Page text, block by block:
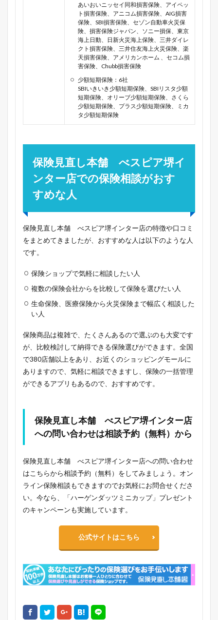
あいおいニッセイ同和損害保険、アイペッ
ト損害保険、アニコム損害保険、AIG損害
保険、SBI損害保険、セゾン自動車火災保
険、損害保険ジャパン、ソニー損保、東京
海上日動、日新火災海上保険、三井ダイレ
クト損害保険、三井住友海上火災保険、楽
天損害保険、アメリカンホーム 、セコム損
害保険、Chubb損害保険
少額短期保険：6社
SBIいきいき少額短期保険、SBIリスタ少額
短期保険、オリーブ少額短期保険、さくら
少額短期保険、プラス少額短期保険、ミカ
タ少額短期保険
保険見直し本舗 べスピア堺イ
ンター店での保険相談がおす
すめな人
保険見直し本舗 べスピア堺インター店の特徴や口コミ
をまとめてきましたが、おすすめな人は以下のような人
です。
保険ショップで気軽に相談したい人
複数の保険会社からを比較して保険を選びたい人
生命保険、医療保険から火災保険まで幅広く相談した
い人
保険商品は複雑で、たくさんあるので選ぶのも大変です
が、比較検討して納得できる保険選びができます。全国
で380店舗以上をあり、お近くのショッピングモールに
ありますので、気軽に相談できますし、保険の一括管理
ができるアプリもあるので、おすすめです。
保険見直し本舗 べスピア堺インター店
への問い合わせは相談予約（無料）から
保険見直し本舗 べスピア堺インター店への問い合わせ
はこちらから相談予約（無料）をしてみましょう。オン
ライン保険相談もできますのでお気軽にお問合せくださ
い。今なら、「ハーゲンダッツミニカップ」プレゼント
のキャンペーンも実施しています。
公式サイトはこちら